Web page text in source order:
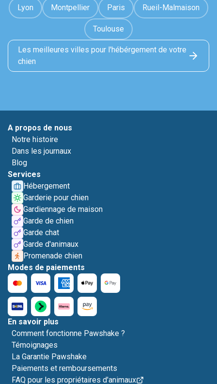
Lyon Montpellier Paris Rueil-Malmaison
Toulouse
Les meilleures villes pour l'hébérgement de votre
chien
A propos de nous
Notre histoire
Dans les journaux
Blog
Services
Hébergement
Garderie pour chien
Gardiennage de maison
Garde de chien
Garde chat
Garde d'animaux
Promenade chien
Modes de paiements
En savoir plus
Comment fonctionne Pawshake ?
Témoignages
La Garantie Pawshake
Paiements et remboursements
FAQ pour les propriétaires d'animaux